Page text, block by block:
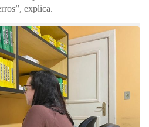
explica.